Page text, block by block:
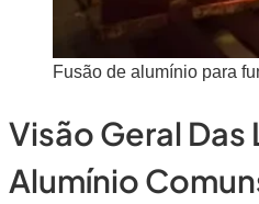
Fusão de alumínio para
Visão Geral Das
Alumínio